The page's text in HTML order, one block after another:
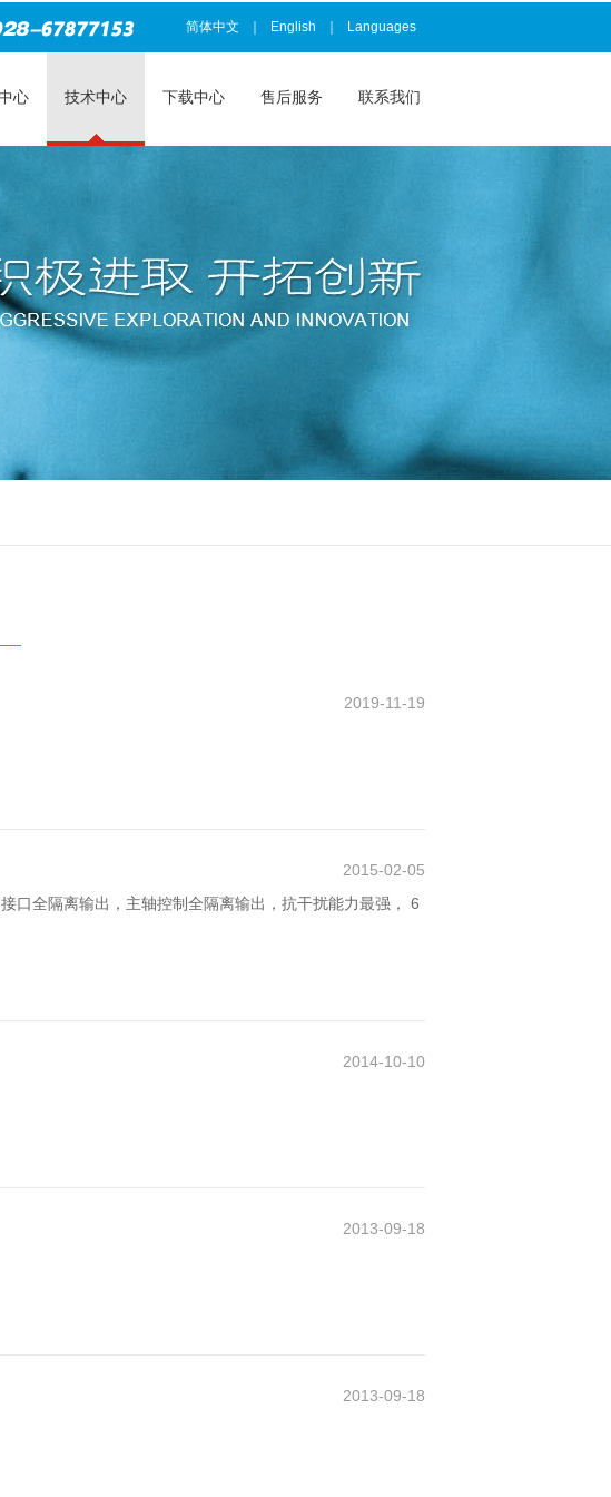
简体中文 English Languages
心 技术中心 下载中心 售后服务 联系我们
2019-11-19
2015-02-05
口全隔离输出，主轴控制全隔离输出，抗干扰能力最强， 6
2014-10-10
2013-09-18
2013-09-18